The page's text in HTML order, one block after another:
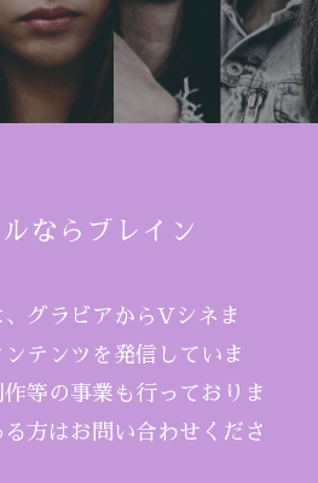
ならブレイン
グラビアからVシネま
テンツを発信していま
等の事業も行っておりま
方はお問い合わせくださ